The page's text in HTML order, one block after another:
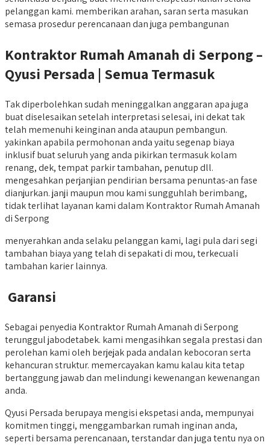
pelanggan kami. memberikan arahan, saran serta masukan
semasa prosedur perencanaan dan juga pembangunan
Kontraktor Rumah Amanah di Serpong –
Qyusi Persada | Semua Termasuk
Tak diperbolehkan sudah meninggalkan anggaran apa juga
buat diselesaikan setelah interpretasi selesai, ini dekat tak
telah memenuhi keinginan anda ataupun pembangun.
yakinkan apabila permohonan anda yaitu segenap biaya
inklusif buat seluruh yang anda pikirkan termasuk kolam
renang, dek, tempat parkir tambahan, penutup dll.
mengesahkan perjanjian pendirian bersama penuntas-an fase
dianjurkan. janji maupun mou kami sungguhlah berimbang,
tidak terlihat layanan kami dalam Kontraktor Rumah Amanah
di Serpong
menyerahkan anda selaku pelanggan kami, lagi pula dari segi
tambahan biaya yang telah di sepakati di mou, terkecuali
tambahan karier lainnya.
Garansi
Sebagai penyedia Kontraktor Rumah Amanah di Serpong
terunggul jabodetabek. kami mengasihkan segala prestasi dan
perolehan kami oleh berjejak pada andalan kebocoran serta
kehancuran struktur. memercayakan kamu kalau kita tetap
bertanggung jawab dan melindungi kewenangan kewenangan
anda.
Qyusi Persada berupaya mengisi ekspetasi anda, mempunyai
komitmen tinggi, menggambarkan rumah inginan anda,
seperti bersama perencanaan, terstandar dan juga tentu nya on